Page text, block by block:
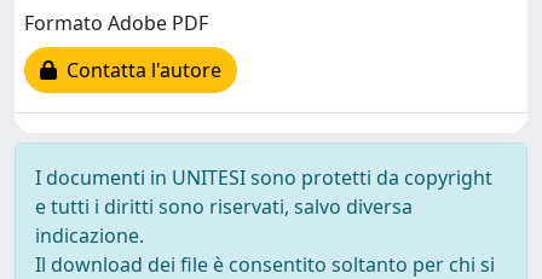
Formato Adobe PDF
Contatta l'autore
I documenti in UNITESI sono protetti da copyright
e tutti i diritti sono riservati, salvo diversa
indicazione.
Il download dei file è consentito soltanto per chi si